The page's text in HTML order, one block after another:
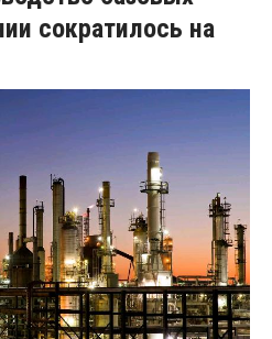
сократилось на